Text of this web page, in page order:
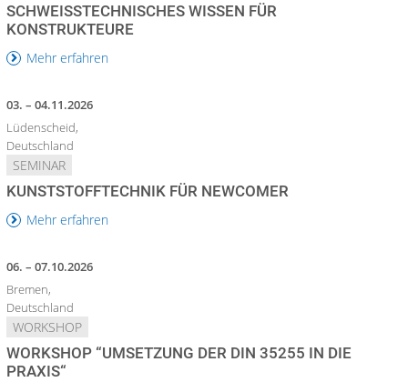
SCHWEISSTECHNISCHES WISSEN FÜR K
ONSTRUKTEURE
Mehr erfahren
03. – 04.11.2026
Lüdenscheid,
Deutschland
SEMINAR
KUNSTSTOFFTECHNIK FÜR NEWCOMER
Mehr erfahren
06. – 07.10.2026
Bremen,
Deutschland
WORKSHOP
WORKSHOP “UMSETZUNG DER DIN 35255 IN DIE
PRAXIS“